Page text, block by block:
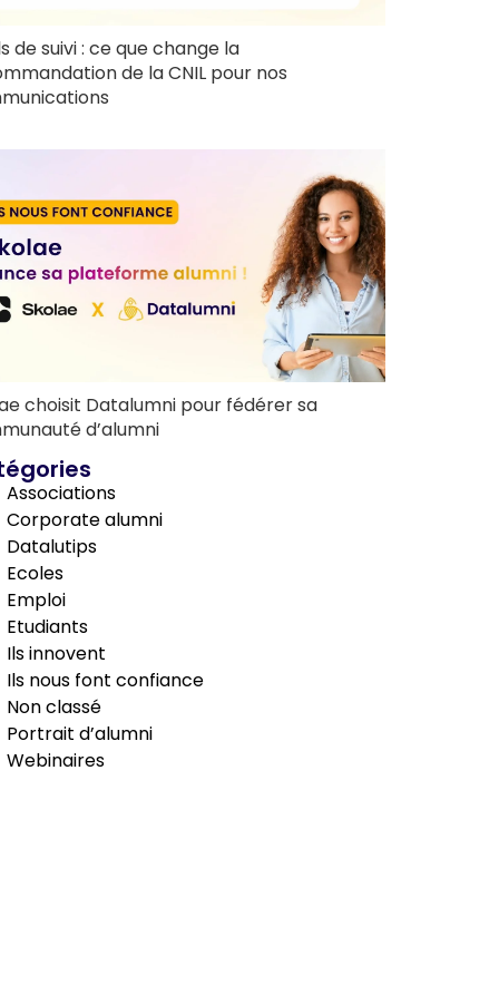
de suivi : ce que change la
de la CNIL pour nos
choisit Datalumni pour fédérer sa
d’alumni
Associations
Corporate alumni
Datalutips
Ecoles
Emploi
Etudiants
Ils innovent
Ils nous font confiance
Non classé
Portrait d’alumni
Webinaires